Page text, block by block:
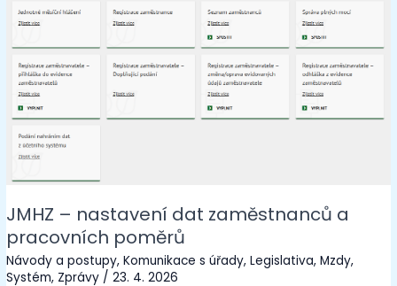
JMHZ – nastavení dat zaměstnanců a
pracovních poměrů
Návody a postupy,Komunikace s úřady,Legislativa,Mzdy,
Systém, Zprávy /23. 4. 2026